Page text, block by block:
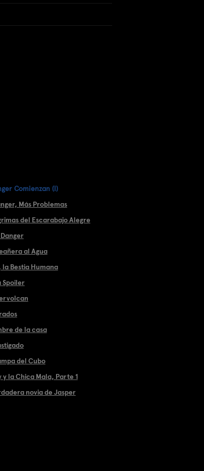
Comienzan (I)
Más Problemas
del Escarabajo Alegre
al Agua
la Bestia Humana
Spoiler
de la casa
del Cubo
y la Chica Mala, Parte 1
novia de Jasper